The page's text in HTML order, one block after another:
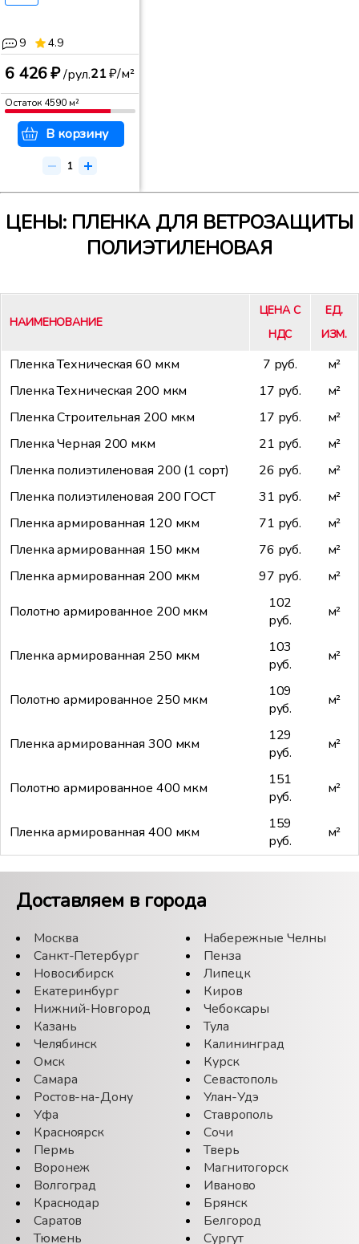
9 4.9
6 426 ₽/рул.21₽/м²
Остаток 4590м²
В корзину
ЦЕНЫ: ПЛЕНКА ДЛЯ ВЕТРОЗАЩИТЫ
ПОЛИЭТИЛЕНОВАЯ
НАИМЕНОВАНИЕ
ЦЕНА С
НДС
ЕД.
ИЗМ.
Пленка Техническая 60 мкм 7 руб.
м²
Пленка Техническая 200 мкм
17 руб.
м²
Пленка Строительная 200 мкм
17 руб.
м²
Пленка Черная 200 мкм
21 руб.
м²
Пленка полиэтиленовая 200 (1 сорт)
26 руб.
м²
Пленка полиэтиленовая 200 ГОСТ
31 руб.
м²
Пленка армированная 120 мкм
71 руб.
м²
Пленка армированная 150 мкм
76 руб.
м²
Пленка армированная 200 мкм
97 руб.
м²
Полотно армированное 200 мкм
102
руб.
м²
Пленка армированная 250 мкм
103
руб.
м²
Полотно армированное 250 мкм
109
руб.
м²
Пленка армированная 300 мкм
129
руб.
м²
Полотно армированное 400 мкм
151
руб.
м²
Пленка армированная 400 мкм
159
руб.
м²
Доставляем в города
Москва
Санкт-Петербург
Новосибирск
Екатеринбург
Нижний-Новгород
Казань
Челябинск
Омск
Самара
Ростов-на-Дону
Уфа
Красноярск
Пермь
Воронеж
Волгоград
Краснодар
Саратов
Тюмень
Набережные Челны
Пенза
Липецк
Киров
Чебоксары
Тула
Калининград
Курск
Севастополь
Улан-Удэ
Ставрополь
Сочи
Тверь
Магнитогорск
Иваново
Брянск
Белгород
Сургут